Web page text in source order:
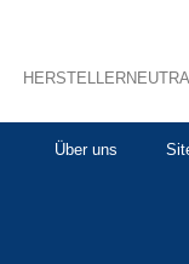
Über uns